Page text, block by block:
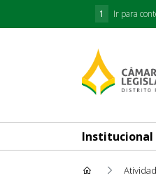
1 Ir para
Institucional